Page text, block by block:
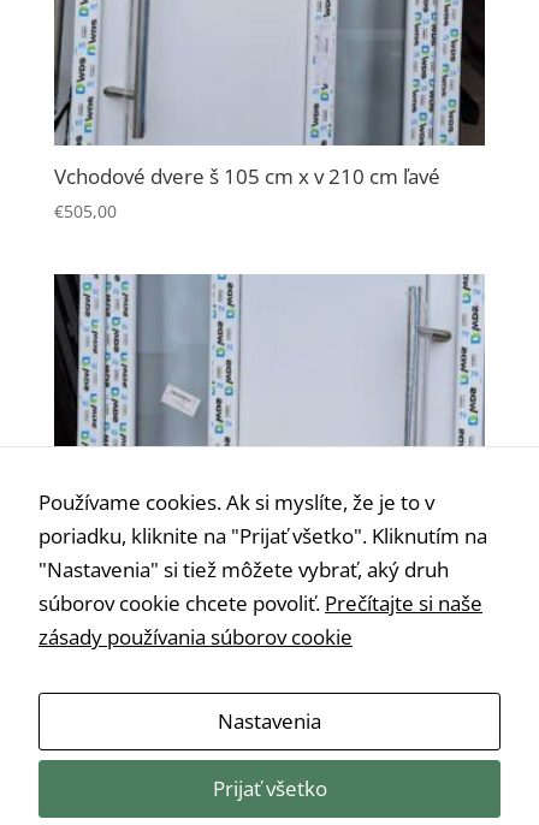
Vchodové dvere š 105 cm x v 210 cm ľavé
€505,00
Vchodové dvere š 105 cm x v 210 cm pravé
Používame cookies. Ak si myslíte, že je to v
poriadku, kliknite na "Prijať všetko". Kliknutím na
"Nastavenia" si tiež môžete vybrať, aký druh
súborov cookie chcete povoliť. Prečítajte si naše
zásady používania súborov cookie
Nastavenia
Prijať všetko